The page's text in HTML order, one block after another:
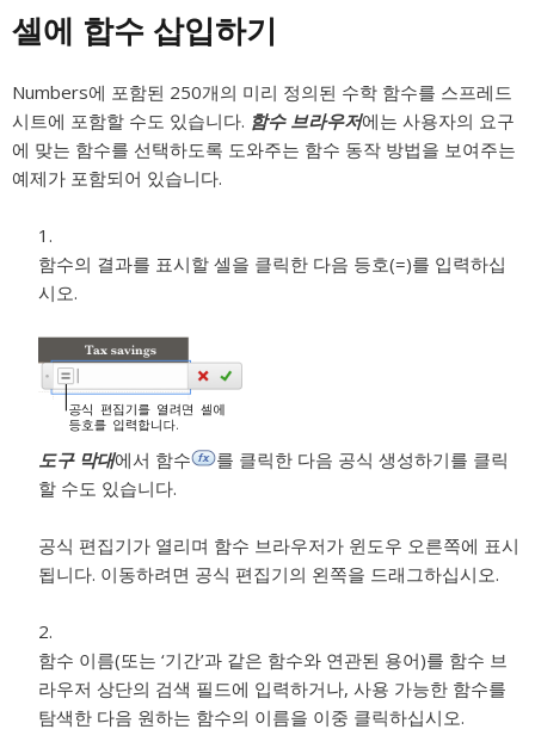
셀에 합수 삽입하기
Numbers에 포함된 250개의 미리 정의된 수학 함수를 스프레드
시트에 포함할 수도 있습니다. 함수 브라우저에는 사용자의 요구
에 맞는 함수를 선택하도록 도와주는 함수 동작 방법을 보여주는
예제가 포함되어 있습니다.
함수의 결과를 표시할 셀을 클릭한 다음 등호(=)를 입력하십
시오.
도구 막대에서 함수
를 클릭한 다음 공식 생성하기를 클릭
할 수도 있습니다.
공식 편집기가 열리며 함수 브라우저가 윈도우 오른쪽에 표시
됩니다. 이동하려면 공식 편집기의 왼쪽을 드래그하십시오.
함수 이름(또는 ‘기간’과 같은 함수와 연관된 용어)를 함수 브
라우저 상단의 검색 필드에 입력하거나, 사용 가능한 함수를
탐색한 다음 원하는 함수의 이름을 이중 클릭하십시오.